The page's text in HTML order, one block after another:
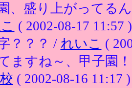
、盛り上がってる
( 2002-08-17 11:57 )
？？？ / れいこ (
ますね～、甲子園
( 2002-08-16 11:17 )